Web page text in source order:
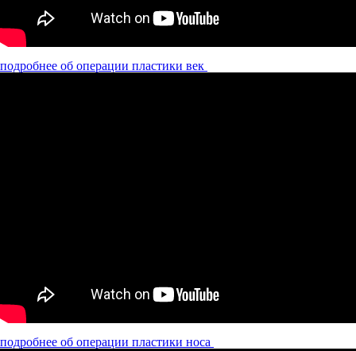
подробнее об операции пластики век
подробнее об операции пластики носа